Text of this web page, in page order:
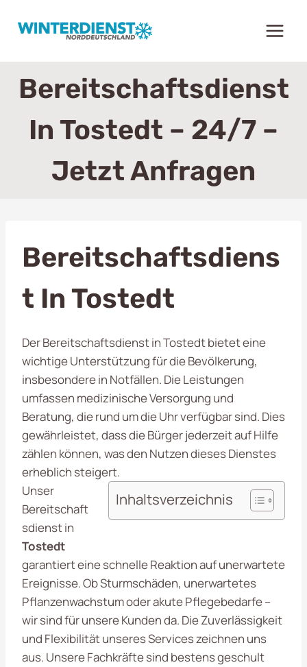
Inhalt
Bereitschaftsdienst
In Tostedt – 24/7 –
Jetzt Anfragen
Bereitschaftsdiens
T In Tostedt
Der Bereitschaftsdienst in Tostedt bietet eine
wichtige Unterstützung für die Bevölkerung,
insbesondere in Notfällen. Die Leistungen
umfassen medizinische Versorgung und
Beratung, die rund um die Uhr verfügbar sind. Dies
gewährleistet, dass die Bürger jederzeit auf Hilfe
zählen können, was den Nutzen dieses Dienstes
erheblich steigert.
Inhaltsverzeichnis
Unser
Bereitschaft
sdienst in
Tostedt
garantiert eine schnelle Reaktion auf unerwartete
Ereignisse. Ob Sturmschäden, unerwartetes
Pflanzenwachstum oder akute Pflegebedarfe –
wir sind für unsere Kunden da. Die Zuverlässigkeit
und Flexibilität unseres Services zeichnen uns
aus. Unsere Fachkräfte sind bestens geschult